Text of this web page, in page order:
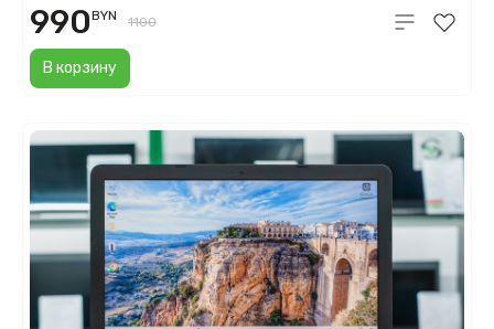
В корзину
990BYN 1100